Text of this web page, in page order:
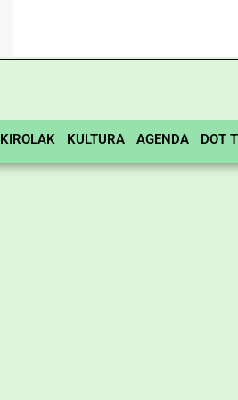
KIROLAK KULTURA AGENDA DOT